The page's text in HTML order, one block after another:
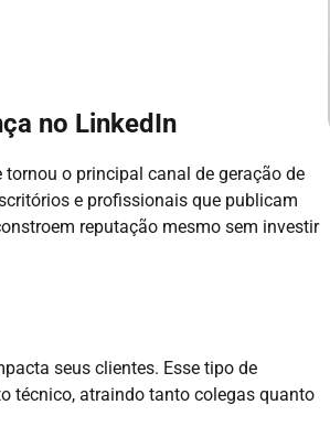
no LinkedIn
o principal canal de geração de
e profissionais que publicam
reputação mesmo sem investir
seus clientes. Esse tipo de
técnico, atraindo tanto colegas quanto